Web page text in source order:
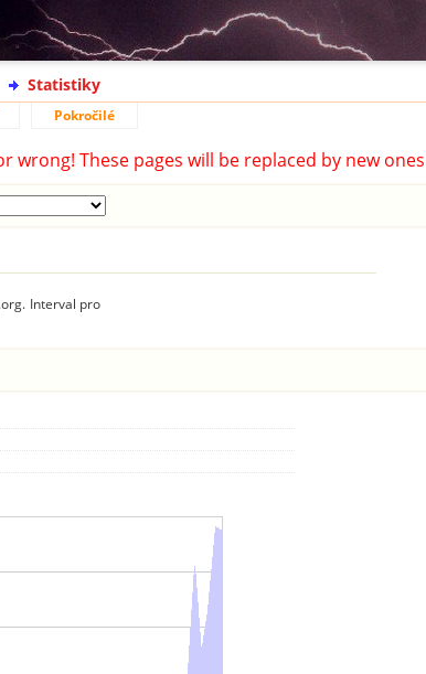
Statistiky
Pokročilé
These pages will be replaced by new
Interval pro